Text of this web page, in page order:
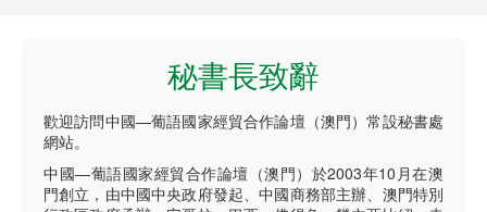
秘書長致辭
歡迎訪問中國—葡語國家經貿合作論壇（澳門）常設秘書處
網站。
中國—葡語國家經貿合作論壇（澳門）於2003年10月在澳
門創立，由中國中央政府發起、中國商務部主辦、澳門特別